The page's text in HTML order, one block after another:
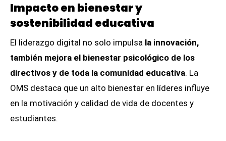
Impacto en bienestar y
sostenibilidad educativa
El liderazgo digital no solo impulsa la innovación,
también mejora el bienestar psicológico de los
directivos y de toda la comunidad educativa. La
OMS destaca que un alto bienestar en líderes influye
en la motivación y calidad de vida de docentes y
estudiantes.